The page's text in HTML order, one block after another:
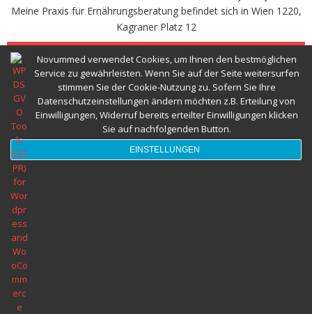
Abnehmspritze und Ernährungsberatung
Herzgesund Essen und Trinken
Meine Praxis für Ernährungsberatung befindet sich in Wien 1220,
Kagraner Platz 12
TERMINVEREINBAREN
Ernährungsberatung Wien © 2022 Alle Rechte vorbehalten novumMED
Novummed verwendet Cookies, um Ihnen den bestmöglichen
Service zu gewährleisten. Wenn Sie auf der Seite weitersurfen
stimmen Sie der Cookie-Nutzung zu. Sofern Sie Ihre
Datenschutzeinstellungen ändern möchten z.B. Erteilung von
Einwilligungen, Widerruf bereits erteilter Einwilligungen klicken
Sie auf nachfolgenden Button.
EINSTELLUNGEN